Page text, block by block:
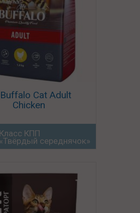
Cat Adult
Chicken
Класс КПП
«Твёрдый середнячок»